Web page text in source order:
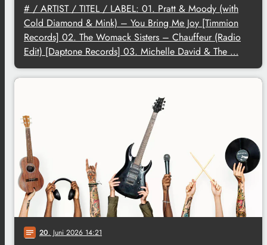
# / ARTIST / TITEL / LABEL: 01. Pratt & Moody (with
Cold Diamond & Mink) – You Bring Me Joy [Timmion
Records] 02. The Womack Sisters – Chauffeur (Radio
Edit) [Daptone Records] 03. Michelle David & The …
notes 20. Juni 2026 14:21